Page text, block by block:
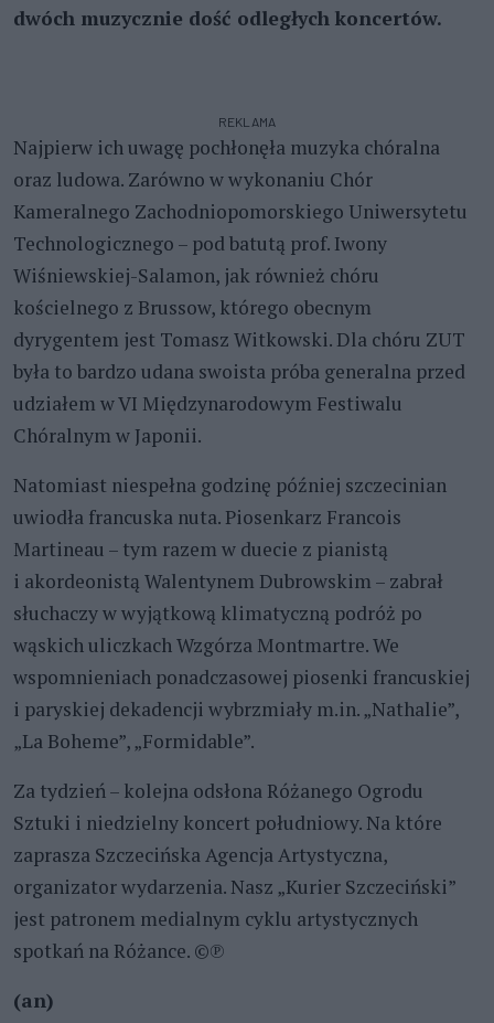
dwóch muzycznie dość odległych koncertów.
REKLAMA
Najpierw ich uwagę pochłonęła muzyka chóralna
oraz ludowa. Zarówno w wykonaniu Chór
Kameralnego Zachodniopomorskiego Uniwersytetu
Technologicznego – pod batutą prof. Iwony
Wiśniewskiej-Salamon, jak również chóru
kościelnego z Brussow, którego obecnym
dyrygentem jest Tomasz Witkowski. Dla chóru ZUT
była to bardzo udana swoista próba generalna przed
udziałem w VI Międzynarodowym Festiwalu
Chóralnym w Japonii.
Natomiast niespełna godzinę później szczecinian
uwiodła francuska nuta. Piosenkarz Francois
Martineau – tym razem w duecie z pianistą
i akordeonistą Walentynem Dubrowskim – zabrał
słuchaczy w wyjątkową klimatyczną podróż po
wąskich uliczkach Wzgórza Montmartre. We
wspomnieniach ponadczasowej piosenki francuskiej
i paryskiej dekadencji wybrzmiały m.in. „Nathalie”,
„La Boheme”, „Formidable”.
Za tydzień – kolejna odsłona Różanego Ogrodu
Sztuki i niedzielny koncert południowy. Na które
zaprasza Szczecińska Agencja Artystyczna,
organizator wydarzenia. Nasz „Kurier Szczeciński”
jest patronem medialnym cyklu artystycznych
spotkań na Różance. ©℗
(an)